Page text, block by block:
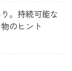
。持続可能な
のヒント